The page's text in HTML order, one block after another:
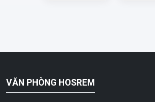
VĂN PHÒNG HOSREM